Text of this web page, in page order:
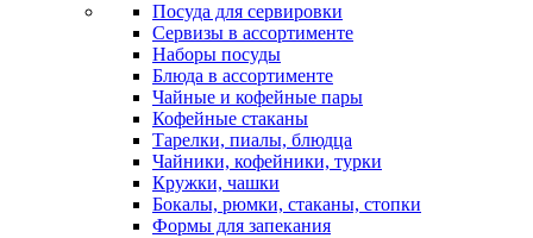
Посуда для сервировки
Сервизы в ассортименте
Наборы посуды
Блюда в ассортименте
Чайные и кофейные пары
Кофейные стаканы
Тарелки, пиалы, блюдца
Чайники, кофейники, турки
Кружки, чашки
Бокалы, рюмки, стаканы, стопки
Формы для запекания